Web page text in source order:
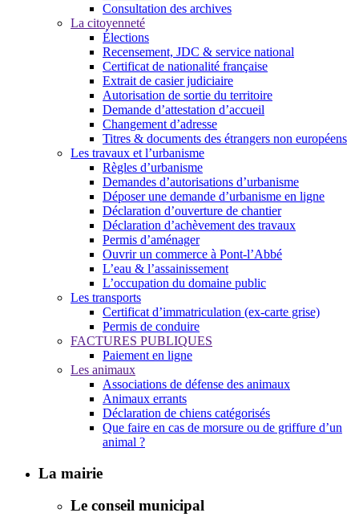
Consultation des archives
La citoyenneté
Élections
Recensement, JDC & service national
Certificat de nationalité française
Extrait de casier judiciaire
Autorisation de sortie du territoire
Demande d’attestation d’accueil
Changement d’adresse
Titres & documents des étrangers non européens
Les travaux et l’urbanisme
Règles d’urbanisme
Demandes d’autorisations d’urbanisme
Déposer une demande d’urbanisme en ligne
Déclaration d’ouverture de chantier
Déclaration d’achèvement des travaux
Permis d’aménager
Ouvrir un commerce à Pont-l’Abbé
L’eau & l’assainissement
L’occupation du domaine public
Les transports
Certificat d’immatriculation (ex-carte grise)
Permis de conduire
FACTURES PUBLIQUES
Paiement en ligne
Les animaux
Associations de défense des animaux
Animaux errants
Déclaration de chiens catégorisés
Que faire en cas de morsure ou de griffure d’un
animal ?
La mairie
Le conseil municipal